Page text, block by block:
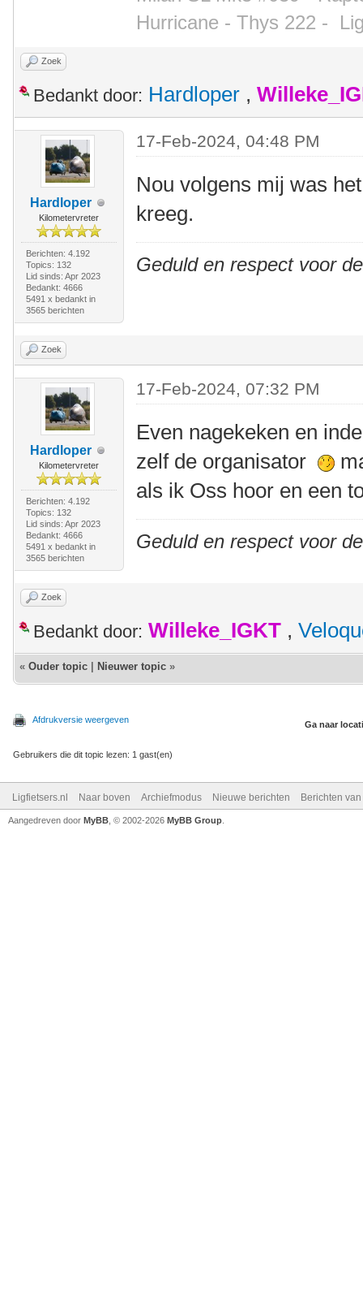
Hurricane - Thys 222 -
Zoek
Bedankt door: Hardloper ,
Hardloper
Kilometervreter
Berichten: 4.192
Topics: 132
Lid sinds: Apr 2023
Bedankt: 4666
5491 x bedankt in
3565 berichten
17-Feb-2024, 04:48 PM
Nou volgens mij was
kreeg.
Geduld en respect voor
Zoek
Hardloper
Kilometervreter
Berichten: 4.192
Topics: 132
Lid sinds: Apr 2023
Bedankt: 4666
5491 x bedankt in
3565 berichten
17-Feb-2024, 07:32 PM
Even nagekeken en
zelf de organisator
als ik Oss hoor en een
Geduld en respect voor
Zoek
Bedankt door: Willeke_IGKT ,
« Ouder topic Nieuwer topic »
Afdrukversie weergeven Ga naar
Gebruikers die dit topic lezen: 1 gast(en)
Ligfietsers.nl Naar boven Archiefmodus Nieuwe berichten Berichten
Aangedreven door MyBB , © 2002-2026 MyBB Group